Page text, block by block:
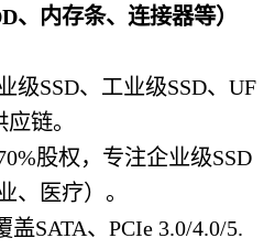
、内存条、连接器等）
级SSD、工业级SSD、UF
链。
股权，专注企业级SSD
、医疗）。
SATA、PCIe 3.0/4.0/5.